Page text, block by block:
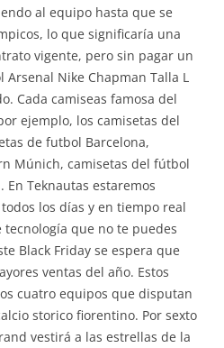
al equipo hasta que se
lo que significaría una
vigente, pero sin pagar un
Arsenal Nike Chapman Talla L
Cada camiseas famosa del
ejemplo, los camisetas del
de futbol Barcelona,
Múnich, camisetas del fútbol
En Teknautas estaremos
los días y en tiempo real
que no te puedes
Black Friday se espera que
ventas del año. Estos
cuatro equipos que disputan
storico fiorentino. Por sexto
vestirá a las estrellas de la